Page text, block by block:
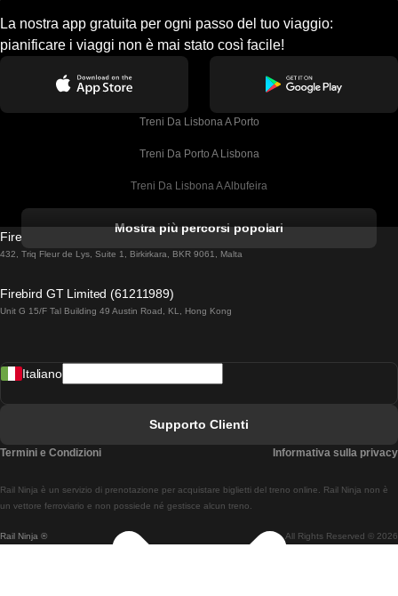
La nostra app gratuita per ogni passo del tuo viaggio:
pianificare i viaggi non è mai stato così facile!
Treni Da Lisbona A Porto
Treni Da Porto A Lisbona
Treni Da Lisbona A Albufeira
Treni Da Lisbona A Lagos
Treni Da Lisbona A Madrid
Treni Da Lisbon A Braga
Treni Da Braga A Lisbona
Mostra più percorsi popolari
Firebird GT Limited (OC 1451)
432, Triq Fleur de Lys, Suite 1, Birkirkara, BKR 9061, Malta
Firebird GT Limited (61211989)
Unit G 15/F Tal Building 49 Austin Road, KL, Hong Kong
Rail Ninja ® All Rights Reserved © 2026
Rail Ninja è un servizio di prenotazione per acquistare biglietti del treno online. Rail Ninja non è
un vettore ferroviario e non possiede né gestisce alcun treno.
Italiano
Supporto Clienti
Termini e Condizioni Informativa sulla privacy